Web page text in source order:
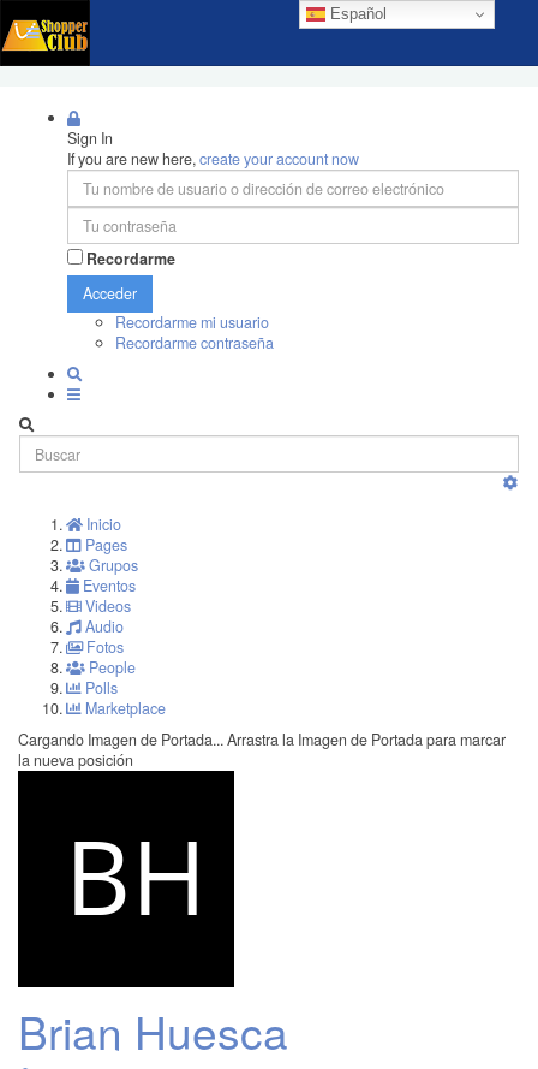
Español
Sign In
If you are new here,create your account now
Recordarme
Acceder
Recordarme mi usuario
Recordarme contraseña
Inicio
Pages
Grupos
Eventos
Videos
Audio
Fotos
People
Polls
Marketplace
Cargando Imagen de Portada... Arrastra la Imagen de Portada para marcar
la nueva posición
Brian Huesca